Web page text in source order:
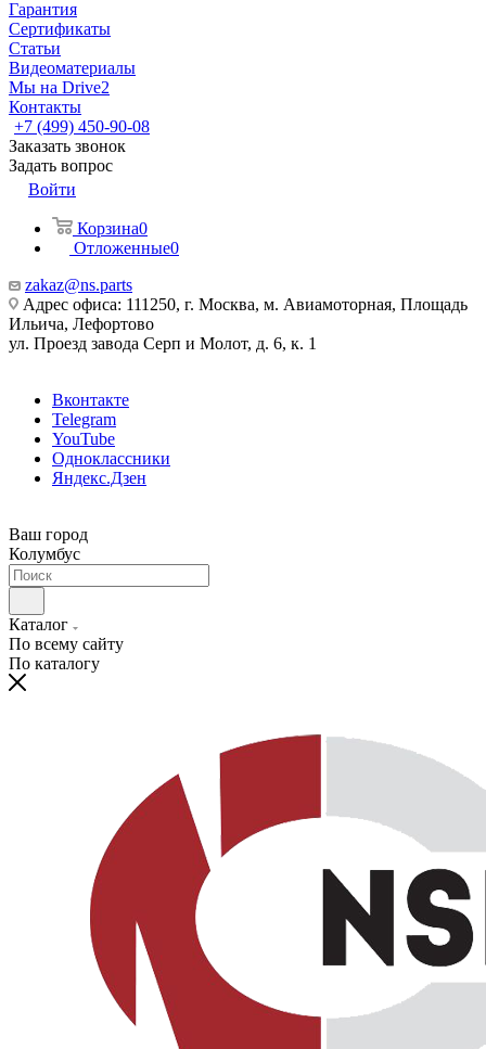
Гарантия
Сертификаты
Статьи
Видеоматериалы
Мы на Drive2
Контакты
+7 (499) 450-90-08
Заказать звонок
Задать вопрос
Войти
Корзина0
Отложенные0
zakaz@ns.parts
Адрес офиса: 111250, г. Москва, м. Авиамоторная, Площадь
Ильича, Лефортово
ул. Проезд завода Серп и Молот, д. 6, к. 1
Вконтакте
Telegram
YouTube
Одноклассники
Яндекс.Дзен
Ваш город
Колумбус
Каталог
По всему сайту
По каталогу